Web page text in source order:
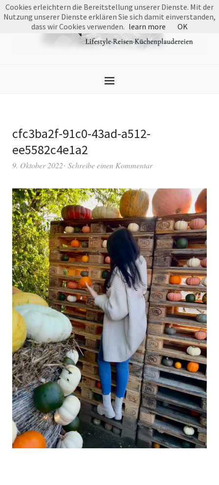
cfc3ba2f-91c0-43ad-a512-
ee5582c4e1a2
9. Oktober 2022 Schreibe einen Kommentar
Cookies erleichtern die Bereitstellung unserer Dienste. Mit der
Nutzung unserer Dienste erklären Sie sich damit einverstanden,
dass wir Cookies verwenden. learn more OK